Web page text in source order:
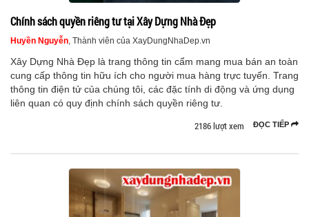
Chính sách quyền riêng tư tại Xây Dựng Nhà Đẹp
Huyền Nguyễn, Thành viên của XayDungNhaDep.vn
Xây Dựng Nhà Đẹp là trang thông tin cẩm mang mua bán an toàn
cung cấp thông tin hữu ích cho người mua hàng trực tuyến. Trang
thông tin điện tử của chúng tôi, các đặc tính di động và ứng dụng
liên quan có quy định chính sách quyền riêng tư.
ĐỌC TIẾP
2186 lượt xem